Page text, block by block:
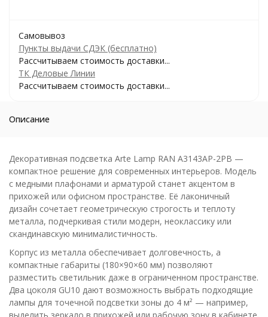
Самовывоз
Пункты выдачи СДЭК (бесплатно)
Рассчитываем стоимость доставки...
ТК Деловые Линии
Рассчитываем стоимость доставки...
Описание
Декоративная подсветка Arte Lamp RAN A3143AP-2PB —
компактное решение для современных интерьеров. Модель
с медными плафонами и арматурой станет акцентом в
прихожей или офисном пространстве. Её лаконичный
дизайн сочетает геометрическую строгость и теплоту
металла, подчеркивая стили модерн, неоклассику или
скандинавскую минималистичность.
Корпус из металла обеспечивает долговечность, а
компактные габариты (180×90×60 мм) позволяют
разместить светильник даже в ограниченном пространстве.
Два цоколя GU10 дают возможность выбрать подходящие
лампы для точечной подсветки зоны до 4 м² — например,